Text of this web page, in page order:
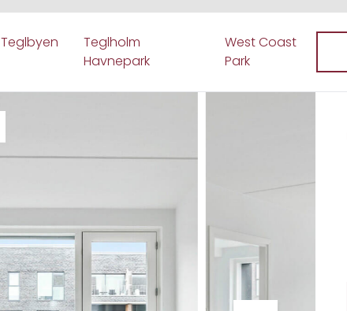
Teglbyen
Teglholm
Havnepark
West Coast
Park